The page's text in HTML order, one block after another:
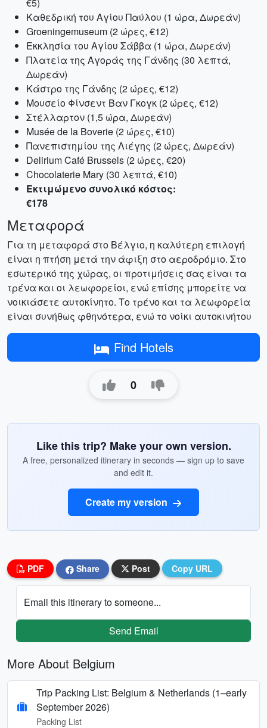
Καθεδρική του Αγίου Παύλου (1 ώρα, Δωρεάν)
Groeningemuseum (2 ώρες, €12)
Εκκλησία του Αγίου Σάββα (1 ώρα, Δωρεάν)
Πλατεία της Αγοράς της Γάνδης (30 λεπτά,
Δωρεάν)
Κάστρο της Γάνδης (2 ώρες, €12)
Μουσείο Φίνσεντ Βαν Γκογκ (2 ώρες, €12)
Στέλλαρτον (1,5 ώρα, Δωρεάν)
Musée de la Boverie (2 ώρες, €10)
Πανεπιστημίου της Λιέγης (2 ώρες, Δωρεάν)
Delirium Café Brussels (2 ώρες, €20)
Chocolaterie Mary (30 λεπτά, €10)
Εκτιμώμενο συνολικό κόστος:
€178
Μεταφορά
Για τη μεταφορά στο Βέλγιο, η καλύτερη επιλογή
είναι η πτήση μετά την άφιξη στο αεροδρόμιο. Στο
εσωτερικό της χώρας, οι προτιμήσεις σας είναι τα
τρένα και οι λεωφορείοι, ενώ επίσης μπορείτε να
νοικιάσετε αυτοκίνητο. Το τρένο και τα λεωφορεία
είναι συνήθως φθηνότερα, ενώ το νοίκι αυτοκινήτου
Find Hotels
0
Like this trip? Make your own version.
A free, personalized itinerary in seconds — sign up to save
and edit it.
Create my version
PDF Share Post Copy URL
Email this itinerary to someone...
Send Email
More About Belgium
Trip Packing List: Belgium & Netherlands (1–early
September 2026)
Packing List